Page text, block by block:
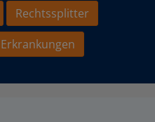
Rechtssplitter